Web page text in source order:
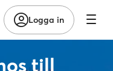
Logga in
till